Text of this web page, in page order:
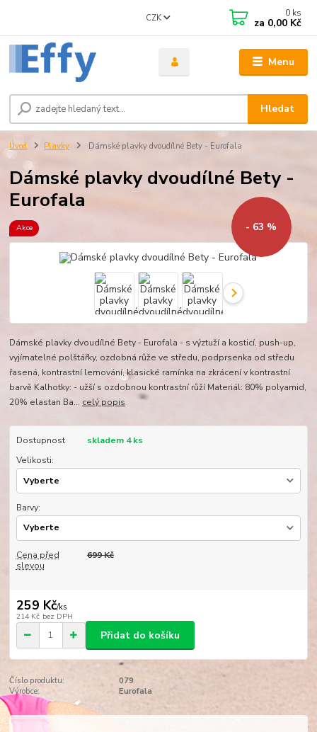
Menu
CZK
Hledat
0 ks
za 0,00 Kč
Úvod Plavky Dámské plavky dvoudílné Bety - Eurofala
Dámské plavky dvoudílné Bety -
Eurofala
Akce - 63 %
Dámské plavky dvoudílné Bety - Eurofala - s výztuží a kosticí, push-up,
vyjímatelné polštářky, ozdobná růže ve středu, podprsenka od středu
řasená, kontrastní lemování, klasické ramínka na zkrácení v kontrastní
barvě Kalhotky: - užší s ozdobnou kontrastní růží Materiál: 80% polyamid,
20% elastan Ba... celý popis
Dostupnost
skladem 4 ks
Velikosti:
Barvy:
Cena před
slevou
699 Kč
259 Kč/ks
214 Kč bez DPH
Přidat do košíku
Číslo produktu:
079
Výrobce:
Eurofala